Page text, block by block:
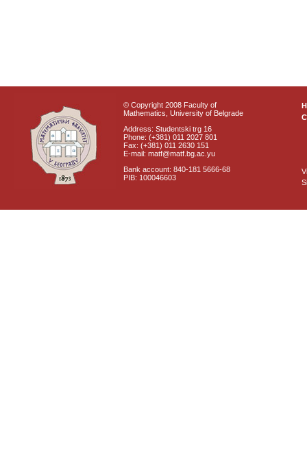
© Copyright 2008 Faculty of
Mathematics, University of Belgrade
Address: Studentski trg 16
Phone: (+381) 011 2027 801
Fax: (+381) 011 2630 151
E-mail: matf@matf.bg.ac.yu
Bank account: 840-181 5666-68
PIB: 100046603